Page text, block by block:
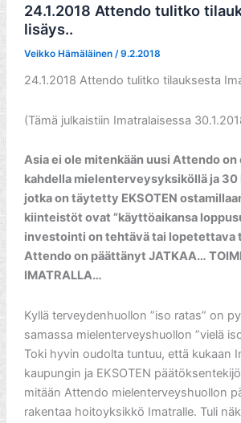
24.1.2018 Attendo tulitko
lisäys..
Veikko Hämäläinen /9.2.2018
24.1.2018 Attendo tulitko tilauksesta
(Tämä julkaistiin Imatralaisessa
Asia ei ole mitenkään uusi Attendo
kahdella mielenterveysyksiköllä ja 30
jotka on täytetty EKSOTEN
kiinteistöt ovat ”käyttöaikansa
investointi on tehtävä tai lopetettava
Attendo on päättänyt JATKAA…
IMATRALLA…
Kyllä terveydenhuollon ”iso ratas” on
samassa mielenterveyshuollon ”vielä
Toki hyvin oudolta tuntuu, että kukaan
kaupungin ja EKSOTEN
mitään Attendo mielenterveyshuollon
rakentaa hoitoyksikkö Imatralle. Tuli